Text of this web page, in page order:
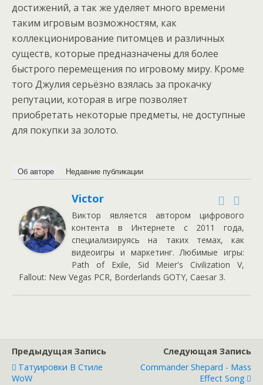
достижений, а так же уделяет много времени
таким игровым возможностям, как
коллекционирование питомцев и различных
существ, которые предназначены для более
быстрого перемещения по игровому миру. Кроме
того Джулия серьёзно взялась за прокачку
репутации, которая в игре позволяет
приобретать некоторые предметы, не доступные
для покупки за золото.
Об авторе Недавние публикации
Victor
Виктор является автором цифрового
контента в Интернете с 2011 года,
специализируясь на таких темах, как
видеоигры и маркетинг. Любимые игры:
Path of Exile, Sid Meier's Civilization V,
Fallout: New Vegas PCR, Borderlands GOTY, Caesar 3.
Предыдущая Запись
Татуировки В Стиле
WoW
Следующая Запись
Commander Shepard - Mass
Effect Song